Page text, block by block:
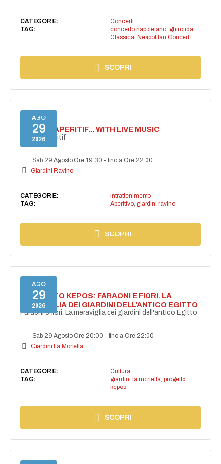
CATEGORIE:
Concerti
TAG:
concerto napoletano, ghironda,
Classical Neapolitan Concert
SCOPRI
AGO
29
2026
SECRET APERITIF... WITH LIVE MUSIC
Secret aperitif
Sab 29 Agosto Ore 19:30 -fino a Ore 22:00
Giardini Ravino
CATEGORIE:
Intrattenimento
TAG:
Aperitivo, giardini ravino
SCOPRI
AGO
29
2026
PROGETTO KEPOS: FARAONI E FIORI. LA
MERAVIGLIA DEI GIARDINI DELL'ANTICO EGITTO
Faraoni e fiori. La meraviglia dei giardini dell'antico Egitto
Sab 29 Agosto Ore 20:00 -fino a Ore 22:00
Giardini La Mortella
CATEGORIE:
Cultura
TAG:
giardini la mortella, progetto
kepos
SCOPRI